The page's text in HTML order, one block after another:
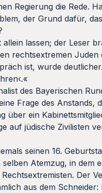
Regierung die Rede.
der Grund dafür,
lassen; der Leser
rechtsextremen Juden
ist, wurde
des Bayerischen
Frage des Anstands,
über ein
auf jüdische Zivilisten
seinen 16.
Atemzug, in
Der
aus dem